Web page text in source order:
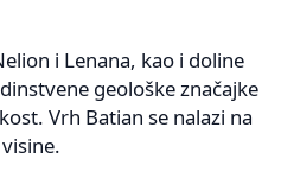
i Lenana, kao i doline
geološke značajke
Vrh Batian se nalazi na